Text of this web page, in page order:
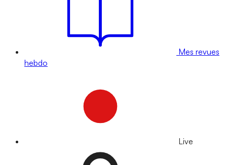
Mes revues
hebdo
Live